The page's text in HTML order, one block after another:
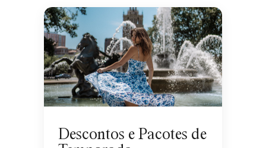
Descontos e Pacotes de